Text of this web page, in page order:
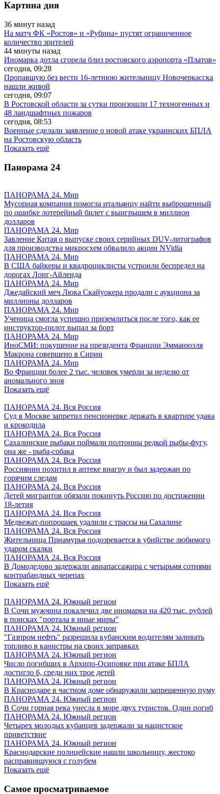
Картина дня
36 минут назад
На матч ФК «Ростов» и «Рубина» пустят ограниченное
количество зрителей
44 минуты назад
Иномарка дотла сгорела близ ростовского аэропорта «Платов»
сегодня, 09:28
Пропавшую без вести 16-летнюю жительницу Новочеркасска
нашли живой
сегодня, 09:07
В Ростовской области за сутки произошли 17 техногенных и
48 ландшафтных пожаров
сегодня, 08:53
Военные сделали заявление о новой атаке украинских БПЛА
на Ростовскую область
Показать ещё
Панорама 24
ПАНОРАМА 24. Мир
Мусорная компания помогла итальянцу найти выброшенный
по ошибке лотерейный билет с выигрышем в миллион
долларов
ПАНОРАМА 24. Мир
Завление Китая о выпуске своих серийных DUV-литографов
для производства микросхем обвалило акции NVidia
ПАНОРАМА 24. Мир
В США байкеры и квадроциклисты устроили беспредел на
дорогах Лонг-Айленда
ПАНОРАМА 24. Мир
Джедайский меч Люка Скайуокера продали с аукциона за
миллионы долларов
ПАНОРАМА 24. Мир
Ученица смогла успешно приземлиться после того, как ее
инструктор-пилот выпал за борт
ПАНОРАМА 24. Мир
ИноСМИ: покушение на президента Франции Эмманюэля
Макрона совершено в Сирии
ПАНОРАМА 24. Мир
Во Франции более 2 тыс. человек умерли за неделю от
аномального зноя
Показать ещё
ПАНОРАМА 24. Вся Россия
Суд в Москве запретил пенсионерке держать в квартире удава
и крокодила
ПАНОРАМА 24. Вся Россия
Сахалинские рыбаки поймали полтонны редкой рыбы-фугу,
она же - рыба-собака
ПАНОРАМА 24. Вся Россия
Россиянин похитил в аптеке виагру и был задержан по
горячим следам
ПАНОРАМА 24. Вся Россия
Детей мигрантов обязали покинуть Россию по достижении
18-летия
ПАНОРАМА 24. Вся Россия
Медвежат-попрошаек удалили с трассы на Сахалине
ПАНОРАМА 24. Вся Россия
Жительница Приамурья подозревается в убийстве любимого
ударом скалки
ПАНОРАМА 24. Вся Россия
В Домодедово задержали авиапассажира с четырьмя сотнями
контрабандных черепах
Показать ещё
ПАНОРАМА 24. Южный регион
В Сочи мужчина покалечил две иномарки на 420 тыс. рублей
в поисках "портала в иные миры"
ПАНОРАМА 24. Южный регион
"Газпром нефть" разрешила кубанским водителям заливать
топливо в канистры на своих заправках
ПАНОРАМА 24. Южный регион
Число погибших в Архипо-Осиповке при атаке БПЛА
достигло 6, среди них трое детей
ПАНОРАМА 24. Южный регион
В Краснодаре в частном доме обнаружили запрещенную пуму
ПАНОРАМА 24. Южный регион
В Сочи горная река унесла в море двух туристов. Один погиб
ПАНОРАМА 24. Южный регион
Четырех молодых кубанцев задержали за нацистское
приветствие
ПАНОРАМА 24. Южный регион
Краснодарские полицейские нашли школьницу, жестоко
расправившуюся с голубем
Показать ещё
Самое просматриваемое